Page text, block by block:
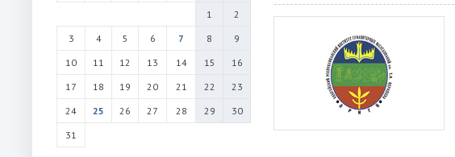
1
2
3
4 5 6 7 8
9
10
11 12 13 14 15
16
17
18 19 20 21 22
23
24
25 26 27 28 29
30
31